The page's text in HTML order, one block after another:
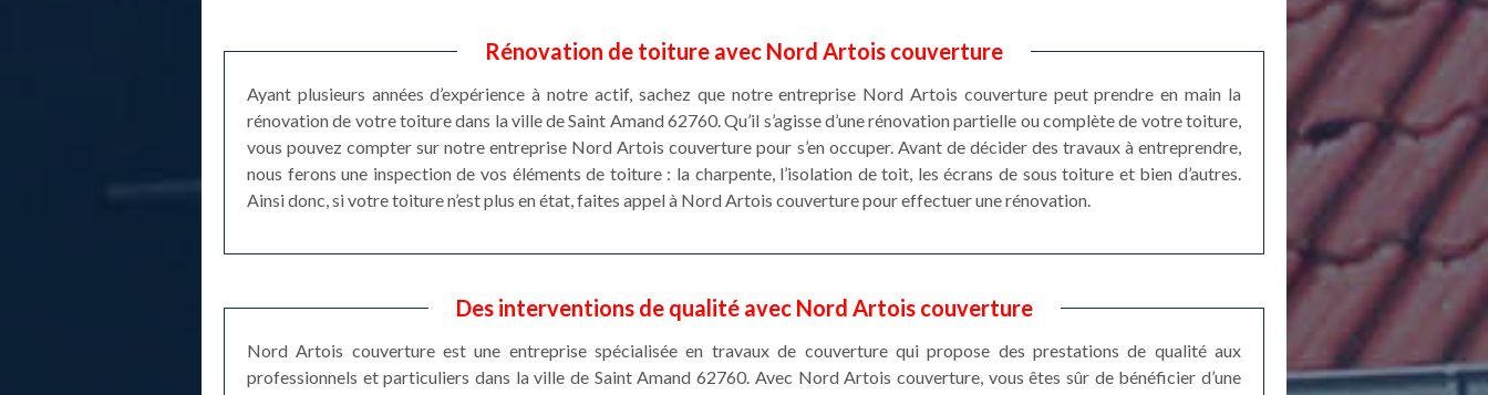
Rénovation de toiture avec Nord Artois couverture
Ayant plusieurs années d’expérience à notre actif, sachez que notre entreprise Nord Artois couverture peut prendre en main la
rénovation de votre toiture dans la ville de Saint Amand 62760. Qu’il s’agisse d’une rénovation partielle ou complète de votre toiture,
vous pouvez compter sur notre entreprise Nord Artois couverture pour s’en occuper. Avant de décider des travaux à entreprendre,
nous ferons une inspection de vos éléments de toiture : la charpente, l’isolation de toit, les écrans de sous toiture et bien d’autres.
Ainsi donc, si votre toiture n’est plus en état, faites appel à Nord Artois couverture pour effectuer une rénovation.
Des interventions de qualité avec Nord Artois couverture
Nord Artois couverture est une entreprise spécialisée en travaux de couverture qui propose des prestations de qualité aux
professionnels et particuliers dans la ville de Saint Amand 62760. Avec Nord Artois couverture, vous êtes sûr de bénéficier d’une